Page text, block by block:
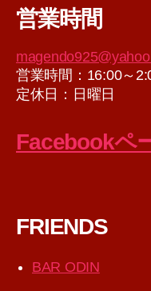
イ
営業時間
営業時間：16:00～
定休日：日曜日
Facebookペ
FRIENDS
BAR ODIN